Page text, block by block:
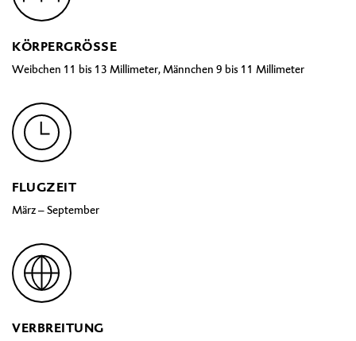
KÖRPERGRÖSSE
Weibchen 11 bis 13 Millimeter, Männchen 9 bis 11 Millimeter
FLUGZEIT
März – September
VERBREITUNG